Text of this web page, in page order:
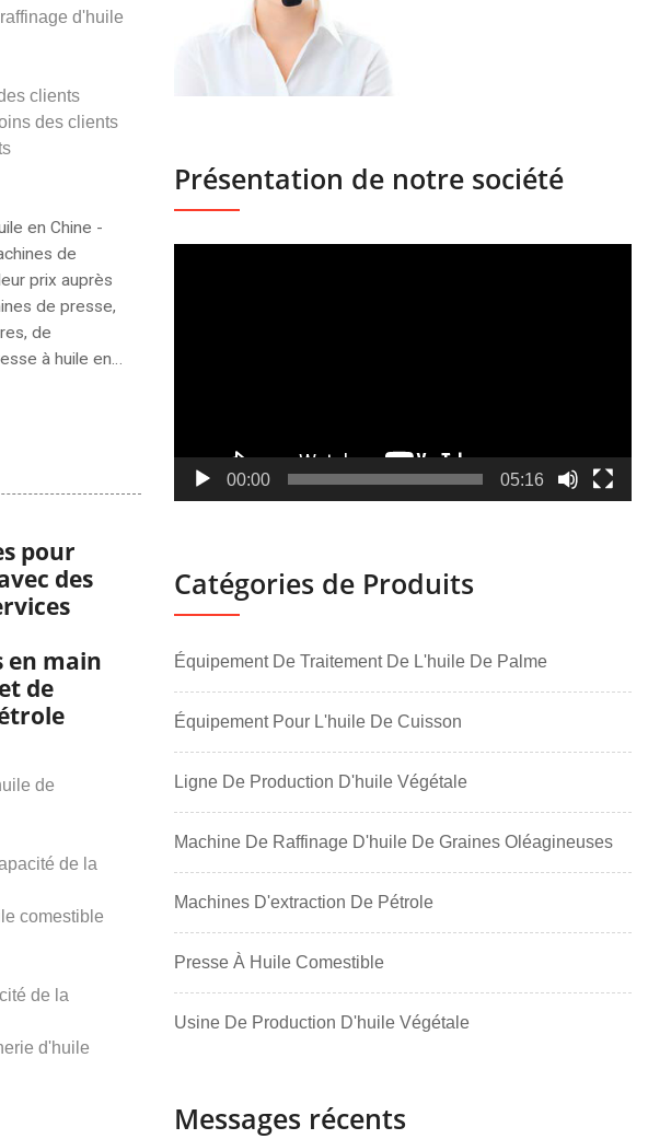
d'huile
clients
des clients
en Chine -
de
prix auprès
de presse,
de
à huile en
de
de coton>
pour
des
en main
de
de
de la
comestible
de la
d'huile
Présentation de notre société
00:00 05:16
Catégories de Produits
Équipement De Traitement De L'huile De Palme
Équipement Pour L'huile De Cuisson
Ligne De Production D'huile Végétale
Machine De Raffinage D'huile De Graines Oléagineuses
Machines D'extraction De Pétrole
Presse À Huile Comestible
Usine De Production D'huile Végétale
Messages récents